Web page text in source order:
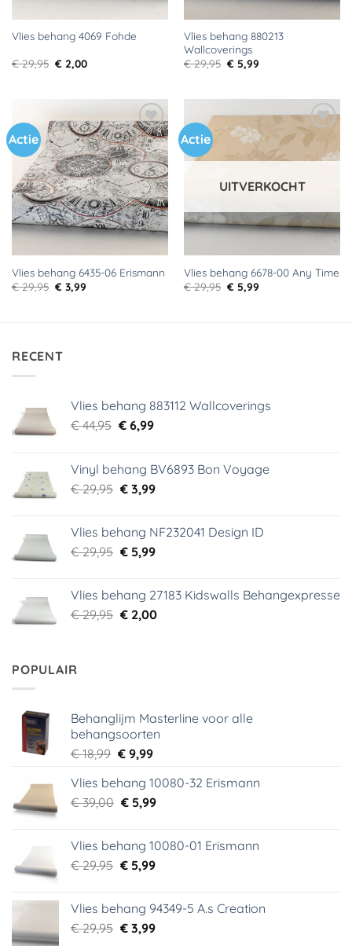
Vlies behang 4069 Fohde
€29,95 Oorspronkelijke
prijs
€ 2,00Huidige
Vlies behang 880213
Wallcoverings
€29,95 Oorspronkelijke
prijs
€ 5,99Huidige
Actie
Toevoegen
aan
verlanglijst
Vlies behang 6435-06 Erismann
€29,95 Oorspronkelijke
prijs
€ 3,99Huidige
Actie
Toevoegen
aan
verlanglijst
UITVERKOCHT
Vlies behang 6678-00 Any Time
€29,95 Oorspronkelijke
prijs
€ 5,99Huidige
RECENT
Vlies behang 883112 Wallcoverings
€44,95 Oorspronkelijke
€ 44,95.
€6,99Huidige
€ 6,99.
Vinyl behang BV6893 Bon Voyage
€29,95 Oorspronkelijke
€ 29,95.
€3,99Huidige
€ 3,99.
Vlies behang NF232041 Design ID
€29,95 Oorspronkelijke
€ 29,95.
€5,99Huidige
€ 5,99.
Vlies behang 27183 Kidswalls Behangexpresse
€29,95 Oorspronkelijke
€2,00Huidige
POPULAIR
Behanglijm Masterline voor alle
behangsoorten
€18,99 Oorspronkelijke
was:
€ 18,99.
€9,99Huidige
is:
€ 9,99.
Vlies behang 10080-32 Erismann
€39,00 Oorspronkelijke
€ 39,00.
€5,99Huidige
€ 5,99.
Vlies behang 10080-01 Erismann
€29,95 Oorspronkelijke
€ 29,95.
€5,99Huidige
€ 5,99.
Vlies behang 94349-5 A.s Creation
€29,95 Oorspronkelijke
€3,99Huidige